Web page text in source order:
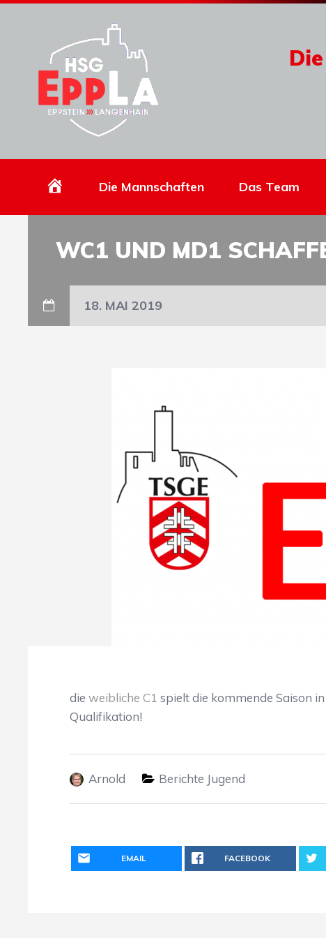
HomepageDie Mannschaften Das Team
WC1 UND MD1
18. MAI 2019
die weibliche C1 spielt die kommende Saison
Qualifikation!
Arnold Berichte Jugend
EMAIL FACEBOOK